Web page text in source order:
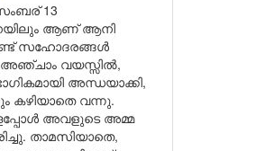
13
ആണ് ആനി
സഹോദരങ്ങൾ
വയസ്സിൽ,
അന്ധയാക്കി,
കഴിയാതെ വന്നു.
അവളുടെ അമ്മ
താമസിയാതെ,